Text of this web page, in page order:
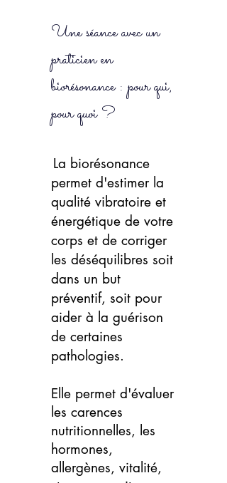
Une séance avec un
praticien en
biorésonance : pour qui,
pour quoi ?
La biorésonance
permet d'estimer la
qualité vibratoire et
énergétique de votre
corps et de corriger
les déséquilibres soit
dans un but
préventif, soit pour
aider à la guérison
de certaines
pathologies.
Elle permet d'évaluer
les carences
nutritionnelles, les
hormones,
allergènes, vitalité,